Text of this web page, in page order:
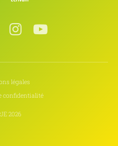
légales
confidentialité
2026